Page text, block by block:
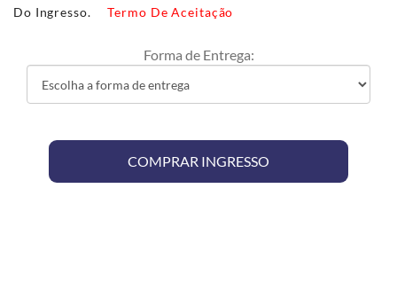
Do Ingresso.
Termo De Aceitação
Forma de Entrega:
SELECIONE UM INGRESSO